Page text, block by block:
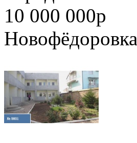
10 000 000p
Новофёдоровка